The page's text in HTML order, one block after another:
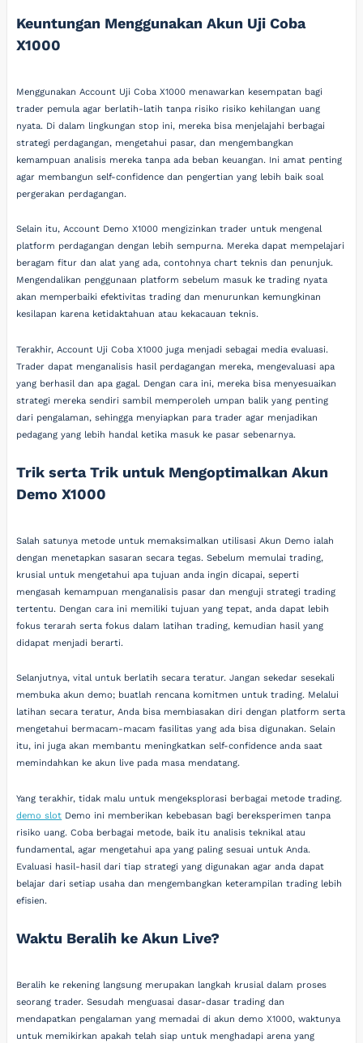
Keuntungan Menggunakan Akun Uji Coba
X1000
Menggunakan Account Uji Coba X1000 menawarkan kesempatan bagi
trader pemula agar berlatih-latih tanpa risiko risiko kehilangan uang
nyata. Di dalam lingkungan stop ini, mereka bisa menjelajahi berbagai
strategi perdagangan, mengetahui pasar, dan mengembangkan
kemampuan analisis mereka tanpa ada beban keuangan. Ini amat penting
agar membangun self-confidence dan pengertian yang lebih baik soal
pergerakan perdagangan.
Selain itu, Account Demo X1000 mengizinkan trader untuk mengenal
platform perdagangan dengan lebih sempurna. Mereka dapat mempelajari
beragam fitur dan alat yang ada, contohnya chart teknis dan penunjuk.
Mengendalikan penggunaan platform sebelum masuk ke trading nyata
akan memperbaiki efektivitas trading dan menurunkan kemungkinan
kesilapan karena ketidaktahuan atau kekacauan teknis.
Terakhir, Account Uji Coba X1000 juga menjadi sebagai media evaluasi.
Trader dapat menganalisis hasil perdagangan mereka, mengevaluasi apa
yang berhasil dan apa gagal. Dengan cara ini, mereka bisa menyesuaikan
strategi mereka sendiri sambil memperoleh umpan balik yang penting
dari pengalaman, sehingga menyiapkan para trader agar menjadikan
pedagang yang lebih handal ketika masuk ke pasar sebenarnya.
Trik serta Trik untuk Mengoptimalkan Akun
Demo X1000
Salah satunya metode untuk memaksimalkan utilisasi Akun Demo ialah
dengan menetapkan sasaran secara tegas. Sebelum memulai trading,
krusial untuk mengetahui apa tujuan anda ingin dicapai, seperti
mengasah kemampuan menganalisis pasar dan menguji strategi trading
tertentu. Dengan cara ini memiliki tujuan yang tepat, anda dapat lebih
fokus terarah serta fokus dalam latihan trading, kemudian hasil yang
didapat menjadi berarti.
Selanjutnya, vital untuk berlatih secara teratur. Jangan sekedar sesekali
membuka akun demo; buatlah rencana komitmen untuk trading. Melalui
latihan secara teratur, Anda bisa membiasakan diri dengan platform serta
mengetahui bermacam-macam fasilitas yang ada bisa digunakan. Selain
itu, ini juga akan membantu meningkatkan self-confidence anda saat
memindahkan ke akun live pada masa mendatang.
Yang terakhir, tidak malu untuk mengeksplorasi berbagai metode trading.
demo slot Demo ini memberikan kebebasan bagi bereksperimen tanpa
risiko uang. Coba berbagai metode, baik itu analisis teknikal atau
fundamental, agar mengetahui apa yang paling sesuai untuk Anda.
Evaluasi hasil-hasil dari tiap strategi yang digunakan agar anda dapat
belajar dari setiap usaha dan mengembangkan keterampilan trading lebih
efisien.
Waktu Beralih ke Akun Live?
Beralih ke rekening langsung merupakan langkah krusial dalam proses
seorang trader. Sesudah menguasai dasar-dasar trading dan
mendapatkan pengalaman yang memadai di akun demo X1000, waktunya
untuk memikirkan apakah telah siap untuk menghadapi arena yang